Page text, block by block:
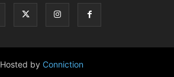
Hosted by Conniction